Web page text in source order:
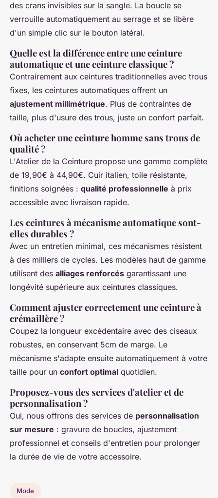
des crans invisibles sur la sangle. La boucle se
verrouille automatiquement au serrage et se libère
d'un simple clic sur le bouton latéral.
Quelle est la différence entre une ceinture
automatique et une ceinture classique ?
Contrairement aux ceintures traditionnelles avec trous
fixes, les ceintures automatiques offrent un
ajustement millimétrique. Plus de contraintes de
taille, plus d'usure des trous, juste un confort parfait.
Où acheter une ceinture homme sans trous de
qualité ?
L'Atelier de la Ceinture propose une gamme complète
de 19,90€ à 44,90€. Cuir italien, toile résistante,
finitions soignées : qualité professionnelle à prix
accessible avec livraison rapide.
Les ceintures à mécanisme automatique sont-
elles durables ?
Avec un entretien minimal, ces mécanismes résistent
à des milliers de cycles. Les modèles haut de gamme
utilisent des alliages renforcés garantissant une
longévité supérieure aux ceintures classiques.
Comment ajuster correctement une ceinture à
crémaillère ?
Coupez la longueur excédentaire avec des ciseaux
robustes, en conservant 5cm de marge. Le
mécanisme s'adapte ensuite automatiquement à votre
taille pour un confort optimal quotidien.
Proposez-vous des services d'atelier et de
personnalisation ?
Oui, nous offrons des services de personnalisation
sur mesure : gravure de boucles, ajustement
professionnel et conseils d'entretien pour prolonger
la durée de vie de votre accessoire.
Mode